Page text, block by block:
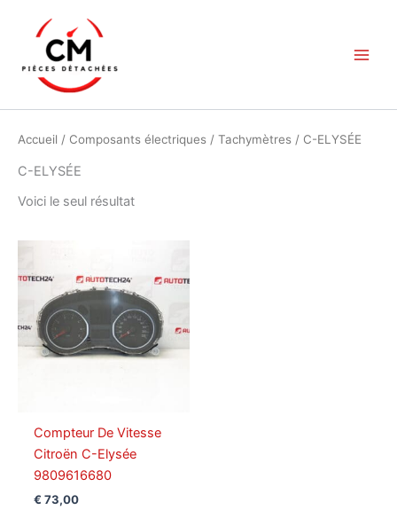
contenu
Accueil / Composants électriques / Tachymètres / C-ELYSÉE
C-ELYSÉE
Voici le seul résultat
Compteur De Vitesse
Citroën C-Elysée
9809616680
€ 73,00